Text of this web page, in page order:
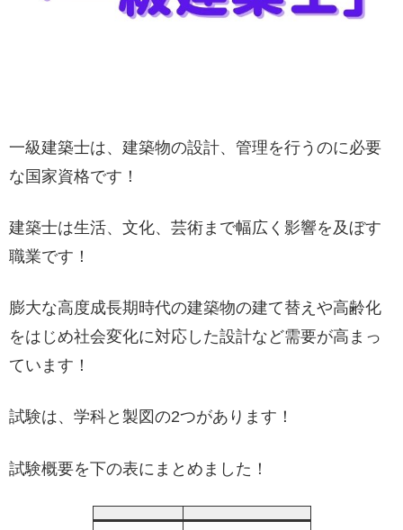
一級建築士は、建築物の設計、管理を行うのに必要
な国家資格です！
建築士は生活、文化、芸術まで幅広く影響を及ぼす
職業です！
膨大な高度成長期時代の建築物の建て替えや高齢化
をはじめ社会変化に対応した設計など需要が高まっ
ています！
試験は、学科と製図の2つがあります！
試験概要を下の表にまとめました！